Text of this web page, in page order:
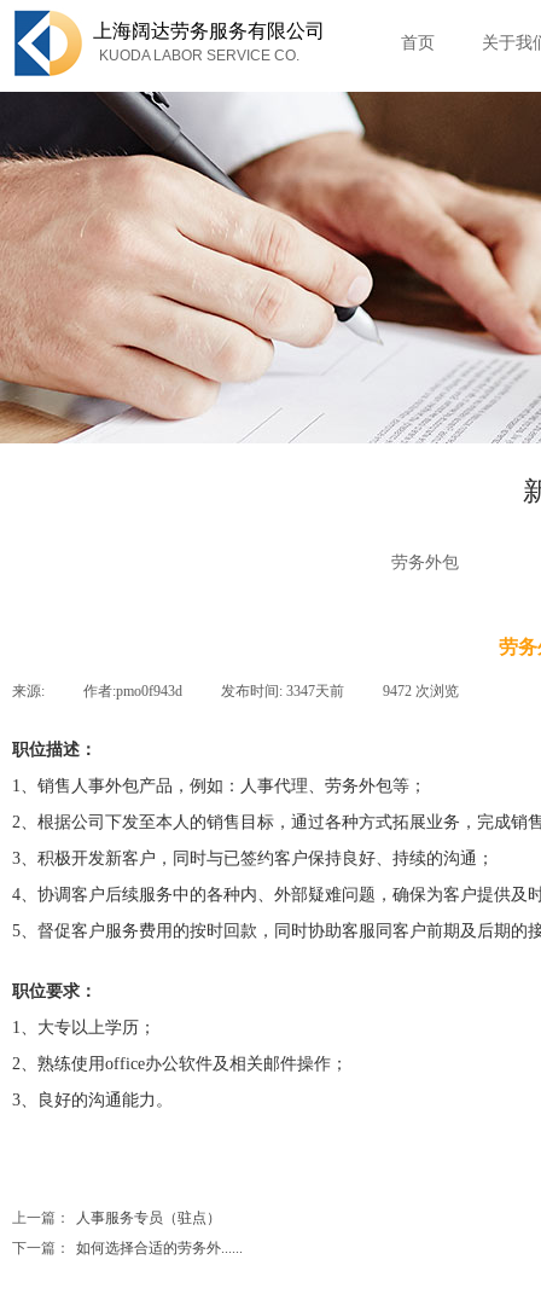
首页 关于我
上海阔达劳务服务有限公司
KUODA LABOR SERVICE CO.
劳务外包
劳
来源: 作者:pmo0f943d 发布时间: 3347天前 9472 次浏览
职位描述：
1、销售人事外包产品，例如：人事代理、劳务外包等；
2、根据公司下发至本人的销售目标，通过各种方式拓展业务，完成销
3、积极开发新客户，同时与已签约客户保持良好、持续的沟通；
4、协调客户后续服务中的各种内、外部疑难问题，确保为客户提供及
5、督促客户服务费用的按时回款，同时协助客服同客户前期及后期的
职位要求：
1、大专以上学历；
2、熟练使用office办公软件及相关邮件操作；
3、良好的沟通能力。
上一篇：
人事服务专员（驻点）
下一篇：
如何选择合适的劳务外......